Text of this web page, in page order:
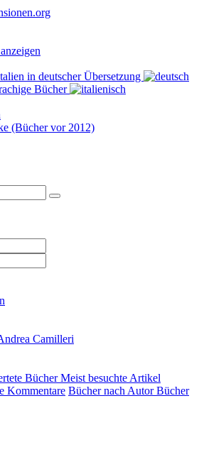
.org
in deutscher Übersetzung
Bücher
(Bücher vor 2012)
Camilleri
BücherMeist besuchte Artikel
Kommentare Bücher nach AutorBücher